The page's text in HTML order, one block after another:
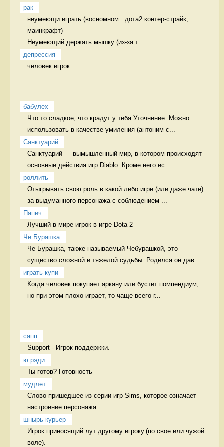
рак
неумеющи играть (восномном : дота2 контер-страйк,
маинкрафт)
Неумеющий держать мышку (из-за т...
депрессия
человек игрок
бабулех
Что то сладкое, что крадут у тебя Уточнение: Можно
использовать в качестве умиления (антоним с...
Санктуарий
Санктуарий — вымышленный мир, в котором происходят
основные действия игр Diablo. Кроме него ес...
роллить
Отыгрывать свою роль в какой либо игре (или даже чате)
за выдуманного персонажа с соблюдением ...
Папич
Лучший в мире игрок в игре Dota 2
Че Бурашка
Че Бурашка, также называемый Чебурашкой, это
существо сложной и тяжелой судьбы. Родился он дав...
играть купи
Когда человек покупает аркану или бустит помпендиум,
но при этом плохо играет, то чаще всего г...
сапп
Support - Игрок поддержки.
ю рэди
Ты готов? Готовность
мудлет
Слово пришедшее из серии игр Sims, которое означает
настроение персонажа
шнырь-курьер
Игрок приносящий лут другому игроку.(по свое или чужой
воле).